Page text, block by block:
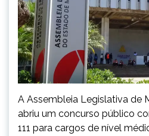
A Assembleia Legislativa de
abriu um concurso público
111 para cargos de nível